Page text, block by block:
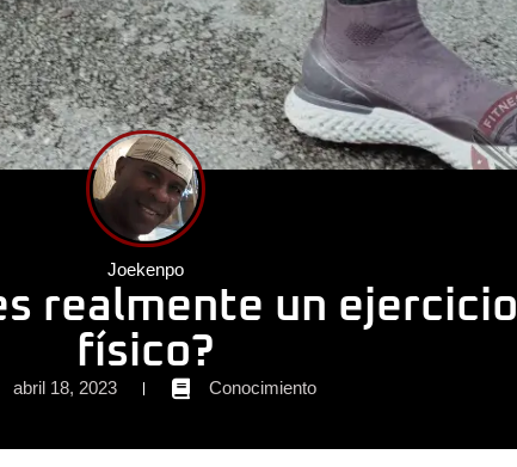
Joekenpo
realmente un ejercicio
físico?
abril 18, 2023 Conocimiento